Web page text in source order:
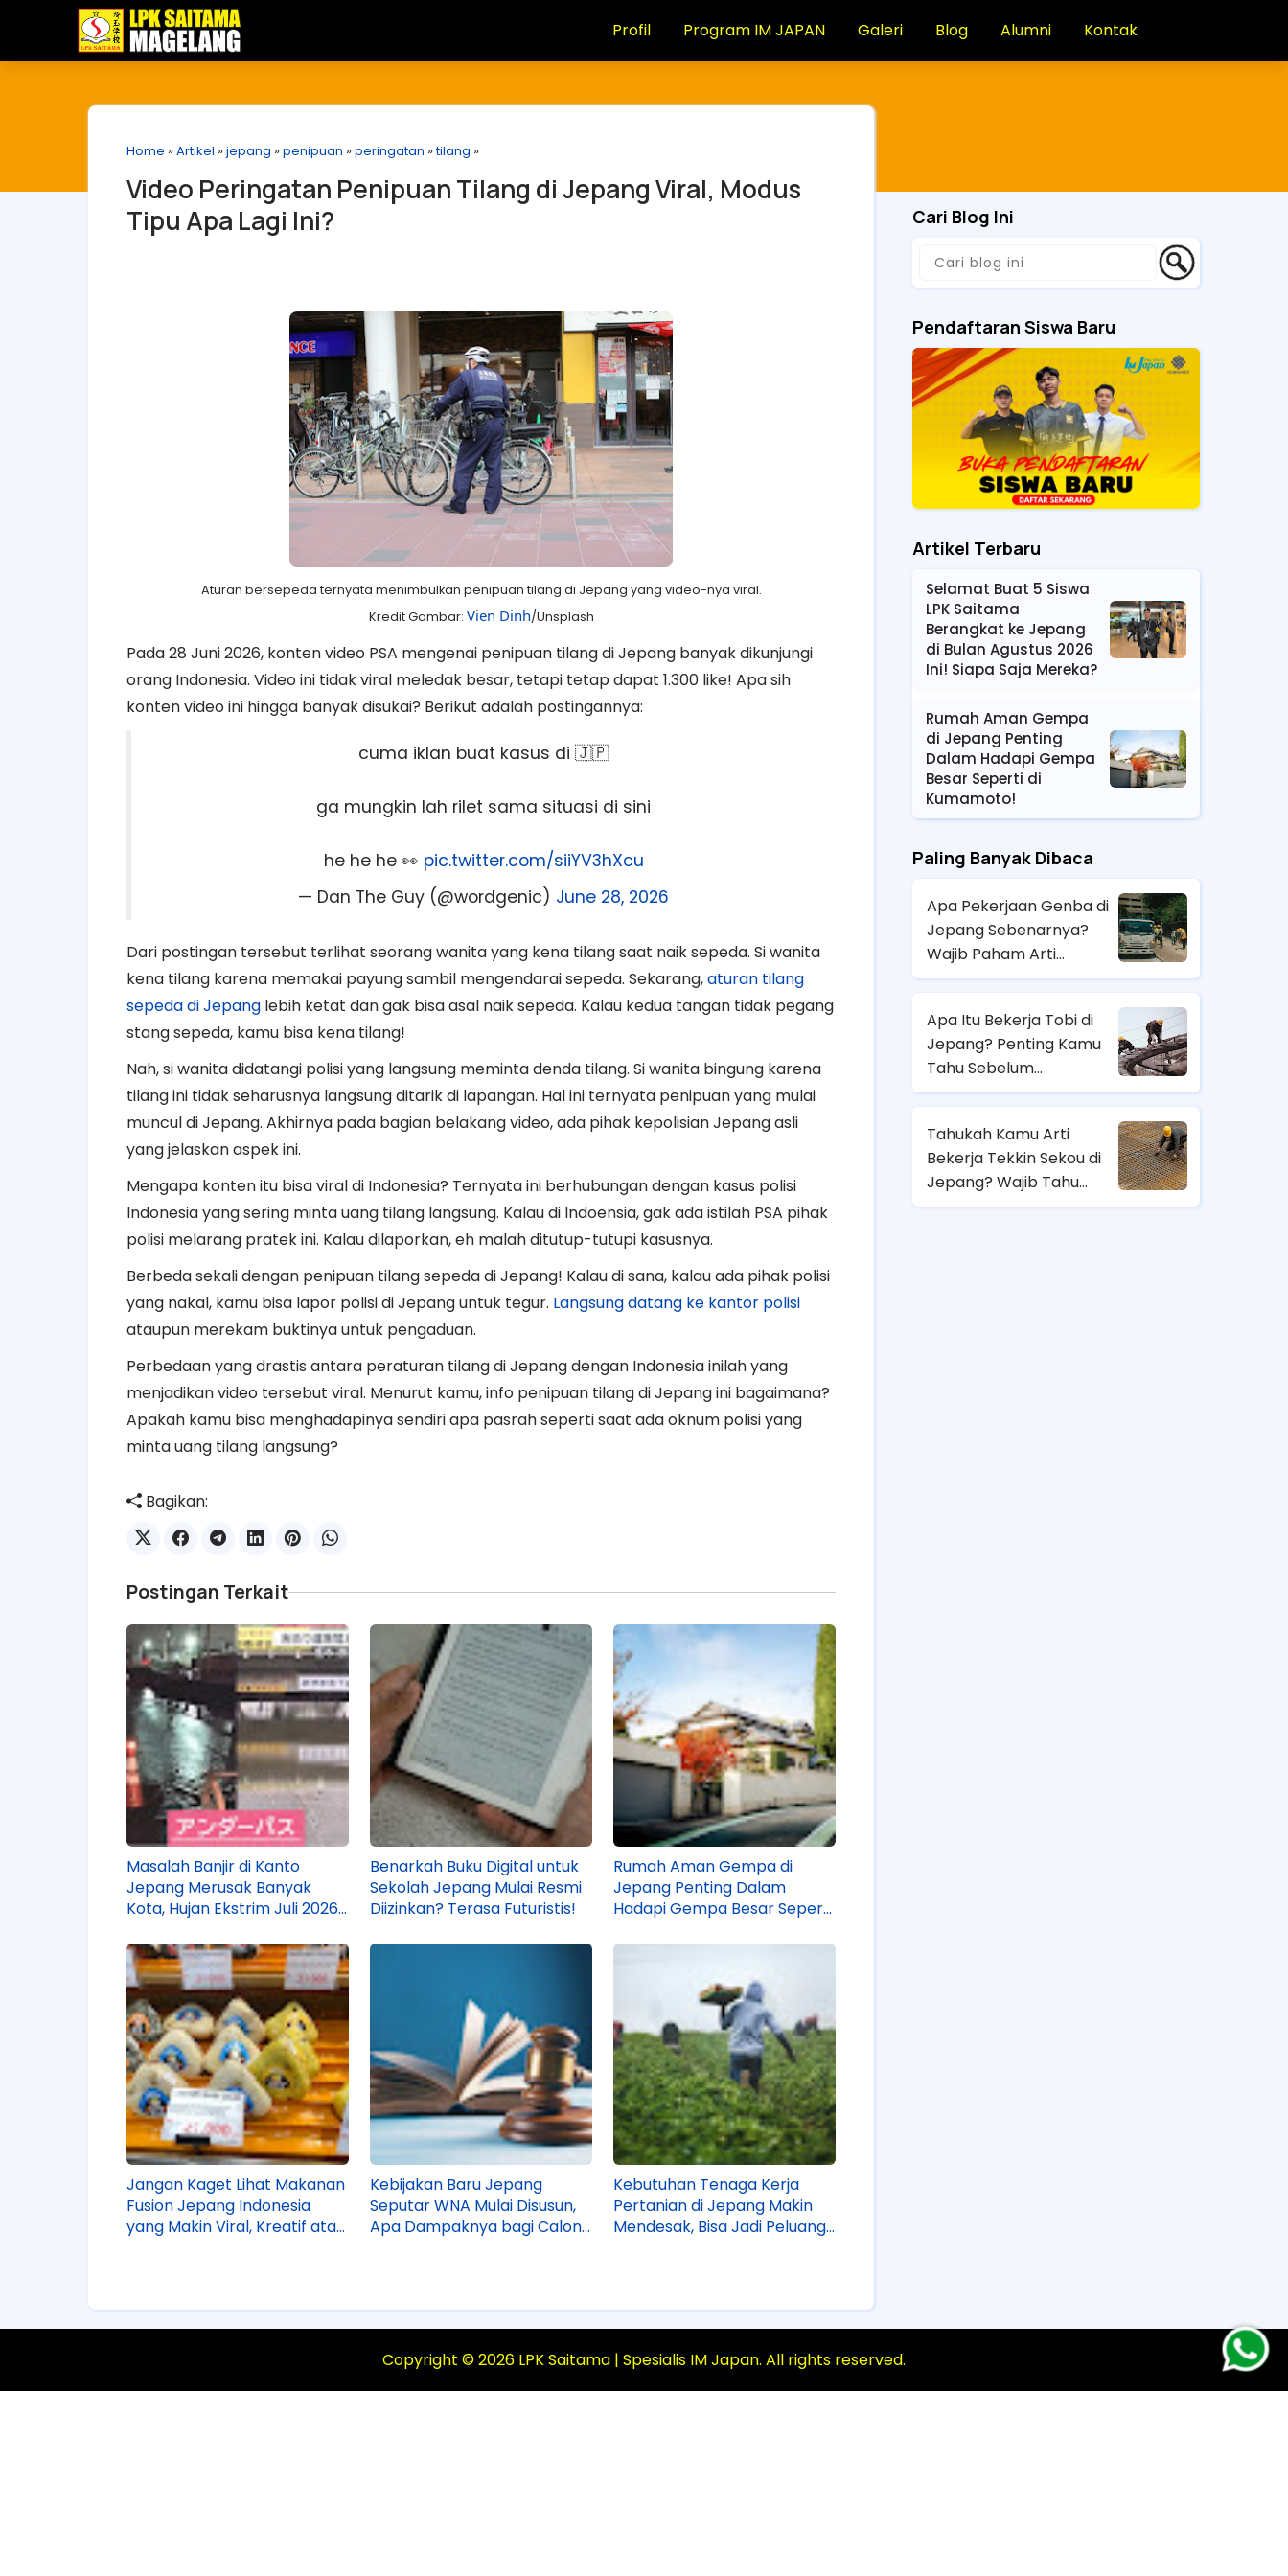
Profil Program IM JAPAN Galeri Blog Alumni Kontak
Home »Artikel »jepang »penipuan »peringatan »tilang »
Video Peringatan Penipuan Tilang di Jepang Viral, Modus
Tipu Apa Lagi Ini?
Aturan bersepeda ternyata menimbulkan penipuan tilang di Jepang yang video-nya viral.
Kredit Gambar: Vien Dinh/Unsplash
Pada 28 Juni 2026, konten video PSA mengenai penipuan tilang di Jepang banyak dikunjungi
orang Indonesia. Video ini tidak viral meledak besar, tetapi tetap dapat 1.300 like! Apa sih
konten video ini hingga banyak disukai? Berikut adalah postingannya:
cuma iklan buat kasus di 🇯🇵
ga mungkin lah rilet sama situasi di sini
he he he 👀 pic.twitter.com/siiYV3hXcu
— Dan The Guy (@wordgenic) June 28, 2026
Dari postingan tersebut terlihat seorang wanita yang kena tilang saat naik sepeda. Si wanita
kena tilang karena memakai payung sambil mengendarai sepeda. Sekarang,aturan tilang
sepeda di Jepang lebih ketat dan gak bisa asal naik sepeda. Kalau kedua tangan tidak pegang
stang sepeda, kamu bisa kena tilang!
Nah, si wanita didatangi polisi yang langsung meminta denda tilang. Si wanita bingung karena
tilang ini tidak seharusnya langsung ditarik di lapangan. Hal ini ternyata penipuan yang mulai
muncul di Jepang. Akhirnya pada bagian belakang video, ada pihak kepolisian Jepang asli
yang jelaskan aspek ini.
Mengapa konten itu bisa viral di Indonesia? Ternyata ini berhubungan dengan kasus polisi
Indonesia yang sering minta uang tilang langsung. Kalau di Indoensia, gak ada istilah PSA pihak
polisi melarang pratek ini. Kalau dilaporkan, eh malah ditutup-tutupi kasusnya.
Berbeda sekali dengan penipuan tilang sepeda di Jepang! Kalau di sana, kalau ada pihak polisi
yang nakal, kamu bisa lapor polisi di Jepang untuk tegur. Langsung datang ke kantor polisi
ataupun merekam buktinya untuk pengaduan.
Perbedaan yang drastis antara peraturan tilang di Jepang dengan Indonesia inilah yang
menjadikan video tersebut viral. Menurut kamu, info penipuan tilang di Jepang ini bagaimana?
Apakah kamu bisa menghadapinya sendiri apa pasrah seperti saat ada oknum polisi yang
minta uang tilang langsung?
Bagikan:
Postingan Terkait
Masalah Banjir di Kanto
Jepang Merusak Banyak
Kota, Hujan Ekstrim Juli 2026
Benarkah Buku Digital untuk
Sekolah Jepang Mulai Resmi
Diizinkan? Terasa Futuristis!
Rumah Aman Gempa di
Jepang Penting Dalam
Hadapi Gempa Besar Seperti
Jangan Kaget Lihat Makanan
Fusion Jepang Indonesia
yang Makin Viral, Kreatif atau
Kebijakan Baru Jepang
Seputar WNA Mulai Disusun,
Apa Dampaknya bagi Calon
Kebutuhan Tenaga Kerja
Pertanian di Jepang Makin
Mendesak, Bisa Jadi Peluang
Cari Blog Ini
Pendaftaran Siswa Baru
Artikel Terbaru
Selamat Buat 5 Siswa
LPK Saitama
Berangkat ke Jepang
di Bulan Agustus 2026
Ini! Siapa Saja Mereka?
Rumah Aman Gempa
di Jepang Penting
Dalam Hadapi Gempa
Besar Seperti di
Kumamoto!
Paling Banyak Dibaca
Apa Pekerjaan Genba di
Jepang Sebenarnya?
Wajib Paham Arti
Pekerjaannya Sebelum
Apa Itu Bekerja Tobi di
Jepang? Penting Kamu
Tahu Sebelum
Berangkat Magang Kerja
Tahukah Kamu Arti
Bekerja Tekkin Sekou di
Jepang? Wajib Tahu
Sebelum Pilih Job
Copyright ©2026 LPK Saitama | Spesialis IM Japan. All rights reserved.